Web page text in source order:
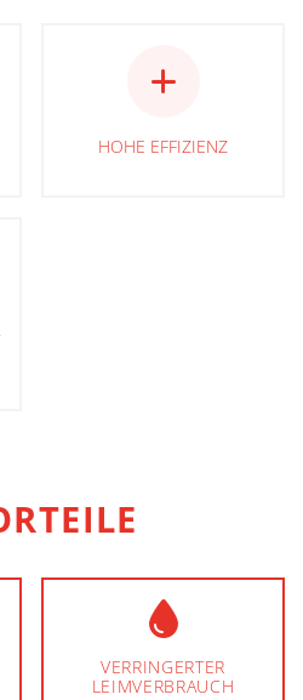
HOHE EFFIZIENZ
VERRINGERTER
LEIMVERBRAUCH